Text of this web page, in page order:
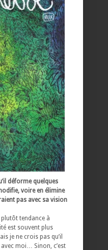
déforme quelques
voire en élimine
pas avec sa vision
plutôt tendance à
est souvent plus
je ne crois pas qu’il
moi… Sinon, c’est